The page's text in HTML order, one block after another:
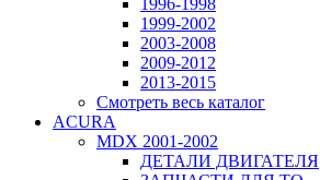
1996-1998
1999-2002
2003-2008
2009-2012
2013-2015
Смотреть весь каталог
ACURA
MDX 2001-2002
ДЕТАЛИ ДВИГАТЕЛЯ